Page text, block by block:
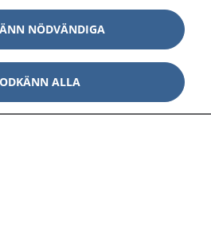
om hälsa och information om
du kan kontakta.
journal och göra dina
1177 för
runt.
vill må bättre.
NÖDVÄNDIGA
ALLA